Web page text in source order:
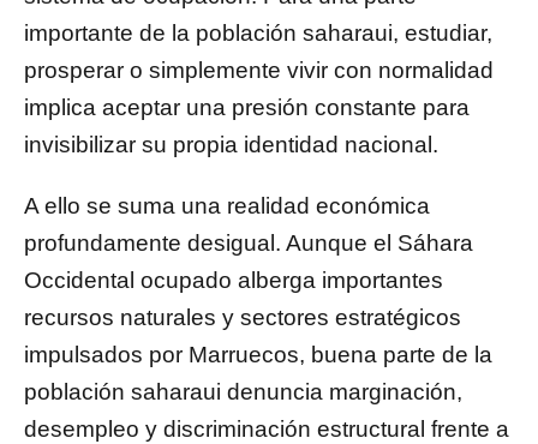
importante de la población saharaui, estudiar,
prosperar o simplemente vivir con normalidad
implica aceptar una presión constante para
invisibilizar su propia identidad nacional.
A ello se suma una realidad económica
profundamente desigual. Aunque el Sáhara
Occidental ocupado alberga importantes
recursos naturales y sectores estratégicos
impulsados por Marruecos, buena parte de la
población saharaui denuncia marginación,
desempleo y discriminación estructural frente a